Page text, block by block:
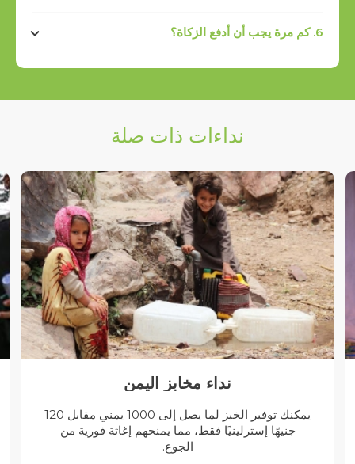
6. كم مرة يجب أن أدفع الزكاة؟
نداءات ذات صلة
نداء مخابز اليمن
يمكنك توفير الخبز لما يصل إلى 1000 يمني مقابل 120
جنيهًا إسترلينيًا فقط، مما يمنحهم إغاثة فورية من
الجوع.